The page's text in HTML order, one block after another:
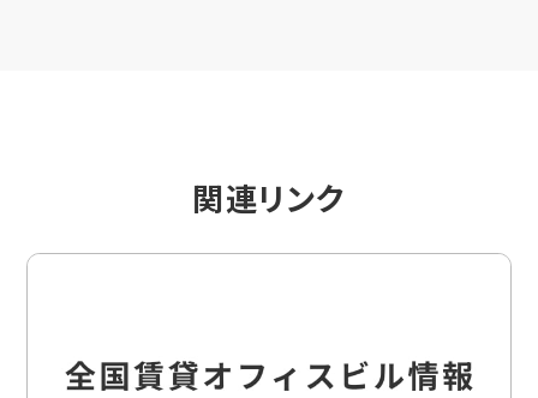
関連リンク